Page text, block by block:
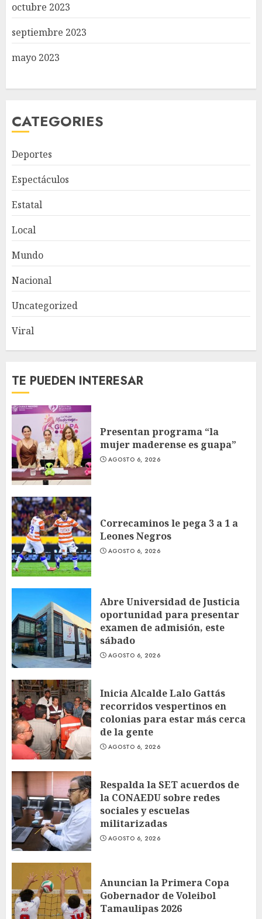
octubre 2023
septiembre 2023
mayo 2023
CATEGORIES
Deportes
Espectáculos
Estatal
Local
Mundo
Nacional
Uncategorized
Viral
TE PUEDEN INTERESAR
Presentan programa “la
mujer maderense es guapa”
AGOSTO 6, 2026
Correcaminos le pega 3 a 1 a
Leones Negros
AGOSTO 6, 2026
Abre Universidad de Justicia
oportunidad para presentar
examen de admisión, este
sábado
AGOSTO 6, 2026
Inicia Alcalde Lalo Gattás
recorridos vespertinos en
colonias para estar más cerca
de la gente
AGOSTO 6, 2026
Respalda la SET acuerdos de
la CONAEDU sobre redes
sociales y escuelas
militarizadas
AGOSTO 6, 2026
Anuncian la Primera Copa
Gobernador de Voleibol
Tamaulipas 2026